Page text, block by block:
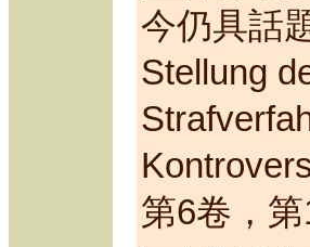
今仍具話
Stellung
第6卷，第